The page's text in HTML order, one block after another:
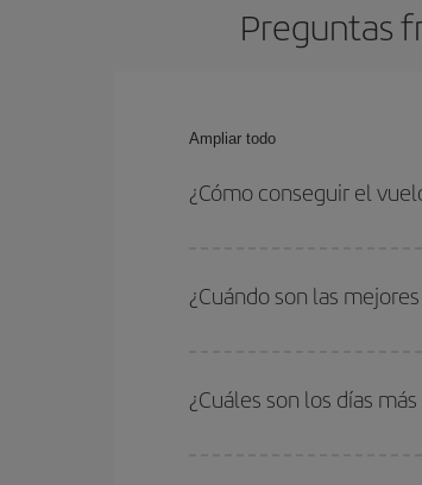
Preguntas
Ampliar todo
¿Cómo conseguir el
las fechas y horarios de ida y
¿Cuándo son las
periodos de vacaciones
precios encontrarás.
¿Cuáles son los días